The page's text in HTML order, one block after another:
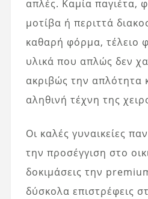
απλές. Καμία παγιέτα,
μοτίβα ή περιττά
καθαρή φόρμα, τέλειο
υλικά που απλώς δεν
ακριβώς την απλότητα
αληθινή τέχνη της
Οι καλές γυναικείες
την προσέγγιση στο
δοκιμάσεις την
δύσκολα επιστρέφεις